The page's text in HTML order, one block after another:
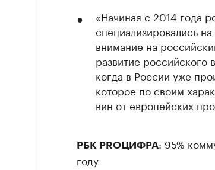
«Начиная с 2014 года
специализировались
внимание на
развитие
когда в России уже
которое по своим
вин от европейских
РБК PROЦИФРА: 95%
году